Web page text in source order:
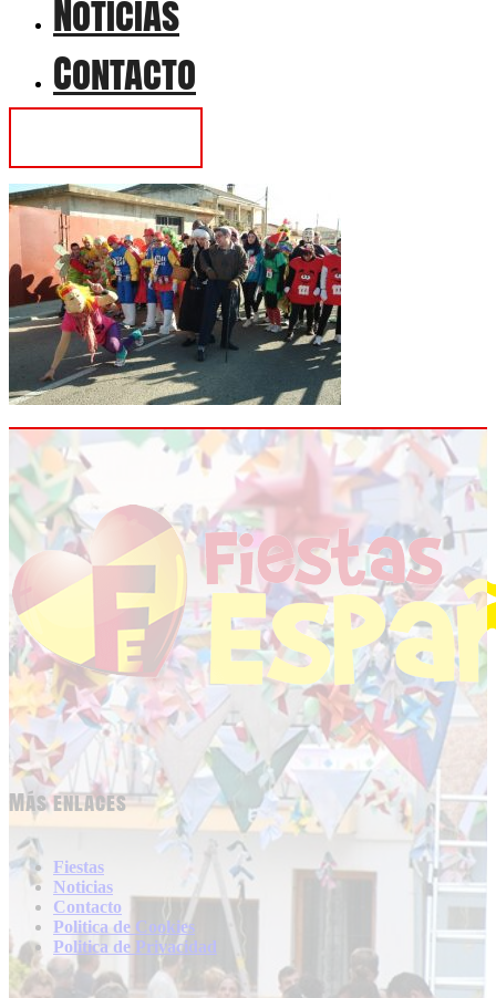
Noticias
Contacto
Más enlaces
Fiestas
Noticias
Contacto
Politica de Cookies
Politica de Privacidad